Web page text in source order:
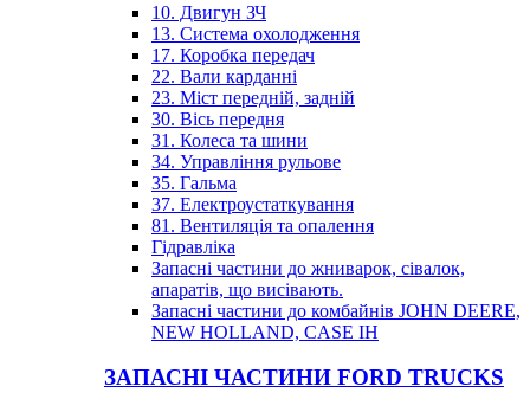
10. Двигун ЗЧ
13. Система охолодження
17. Коробка передач
22. Вали карданні
23. Міст передній, задній
30. Вісь передня
31. Колеса та шини
34. Управління рульове
35. Гальма
37. Електроустаткування
81. Вентиляція та опалення
Гідравліка
Запасні частини до жниварок, сівалок,
апаратів, що висівають.
Запасні частини до комбайнів JOHN DEERE,
NEW HOLLAND, CASE IH
ЗАПАСНІ ЧАСТИНИ FORD TRUCKS